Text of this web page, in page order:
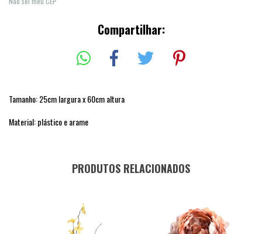
Compartilhar:
Tamanho: 25cm largura x 60cm altura
Material: plástico e arame
PRODUTOS RELACIONADOS